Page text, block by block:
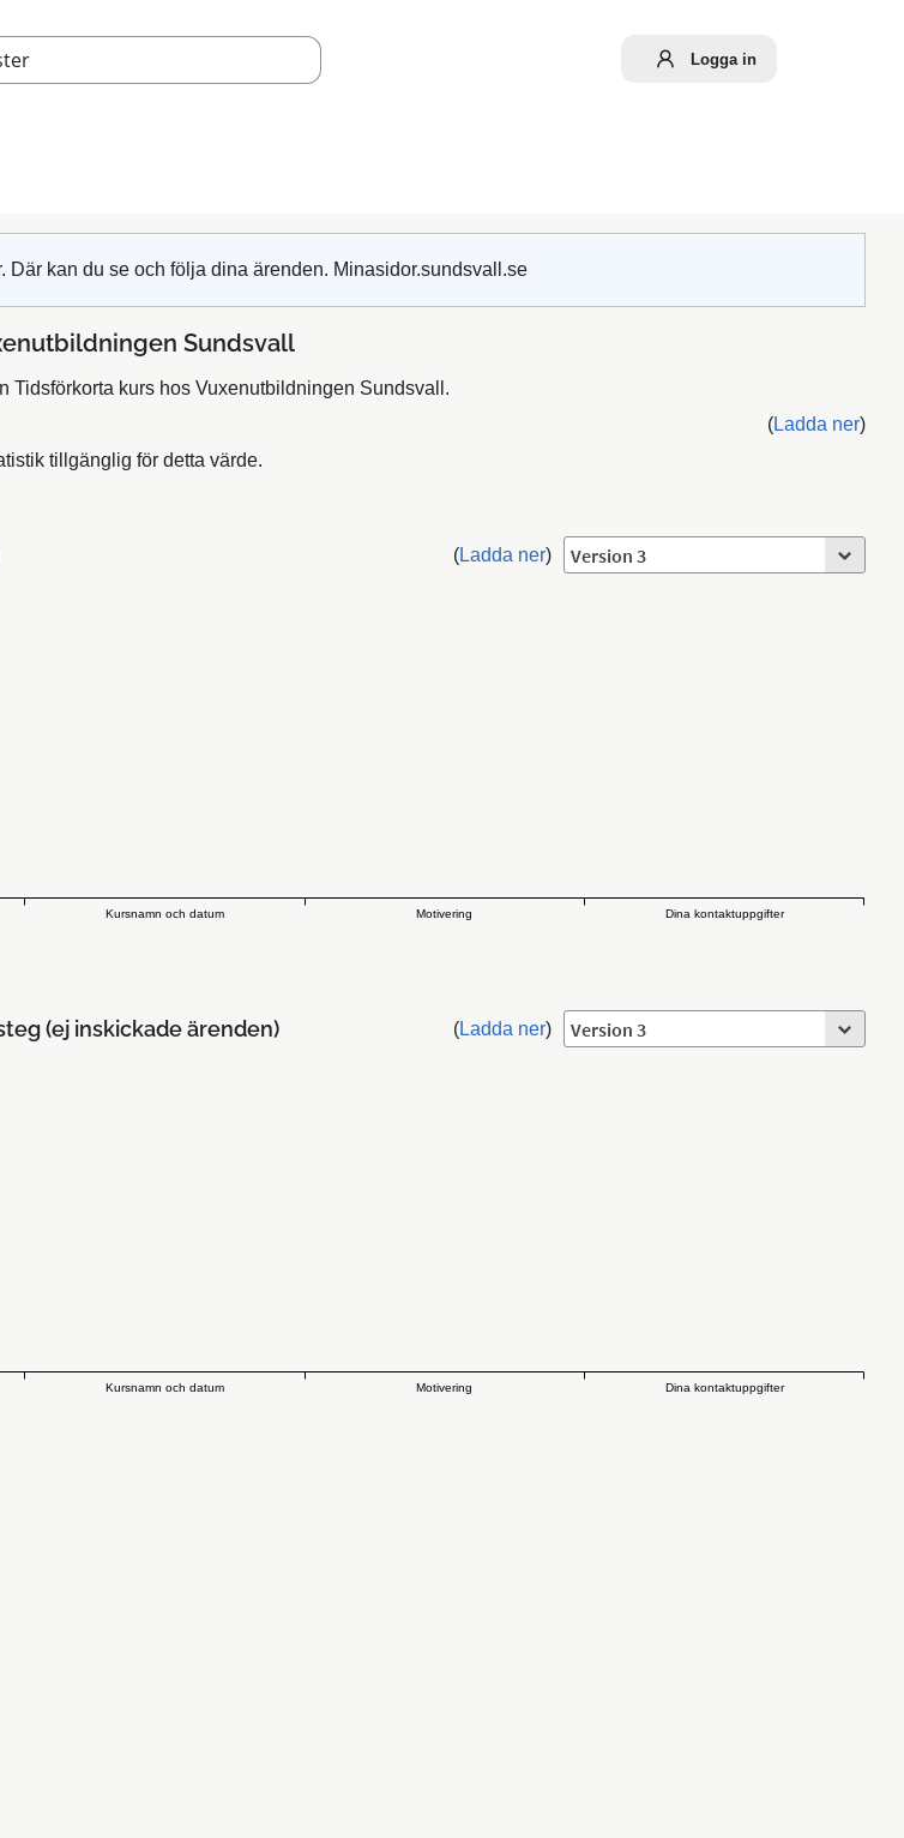
Logga in
Där kan du se och följa dina ärenden. Minasidor.sundsvall.se
Sundsvall
Tidsförkorta kurs hos Vuxenutbildningen Sundsvall.
(Ladda ner)
tillgänglig för detta värde.
(Ladda ner)
Kursnamn och datum Motivering Dina kontaktuppgifter
(ej inskickade ärenden) (Ladda ner)
Kursnamn och datum Motivering Dina kontaktuppgifter